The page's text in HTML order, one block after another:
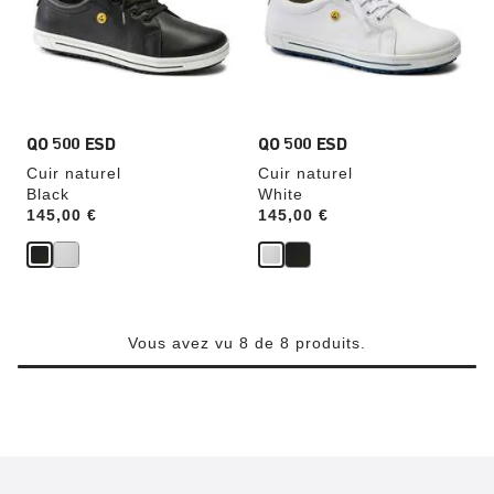
QO 500 ESD
Cuir naturel
Black
Price:
145,00 €
couleurs
modifiera
l’image
QO 500 ESD
Cuir naturel
White
Price:
145,00 €
couleurs
modifiera
l’image
Vous avez vu 8 de 8 produits.